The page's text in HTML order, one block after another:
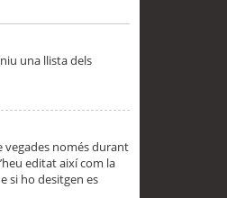
una llista dels
vegades només durant
editat així com la
si ho desitgen es